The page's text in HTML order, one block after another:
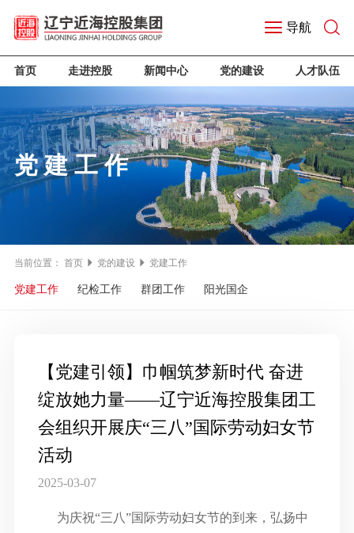
导航
首页 走进控股 新闻中心 党的建设 人才队伍
党建工作
当前位置： 首页 党的建设 党建工作
党建工作 纪检工作 群团工作 阳光国企
【党建引领】巾帼筑梦新时代 奋进
绽放她力量——辽宁近海控股集团工
会组织开展庆“三八”国际劳动妇女节
活动
2025-03-07
为庆祝“三八”国际劳动妇女节的到来，弘扬中